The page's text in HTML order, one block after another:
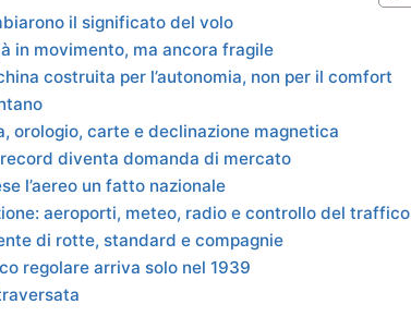
il significato del volo
in movimento, ma ancora fragile
costruita per l’autonomia, non per il comfort
orologio, carte e declinazione magnetica
diventa domanda di mercato
l’aereo un fatto nazionale
aeroporti, meteo, radio e controllo del traffico
di rotte, standard e compagnie
regolare arriva solo nel 1939